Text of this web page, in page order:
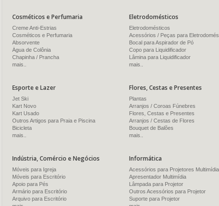
Cosméticos e Perfumaria
Creme Anti-Estrias
Cosméticos e Perfumaria
Absorvente
Água de Colônia
Chapinha / Prancha
mais..
Eletrodomésticos
Eletrodomésticos
Acessórios / Peças para
Bocal para Aspirador de Pó
Copo para Liquidificador
Lâmina para Liquidificador
mais..
Esporte e Lazer
Jet Ski
Kart Novo
Kart Usado
Outros Artigos para Praia e Piscina
Bicicleta
mais..
Flores, Cestas e Presentes
Plantas
Arranjos / Coroas Fúnebres
Flores, Cestas e Presentes
Arranjos / Cestas de Flores
Bouquet de Balões
mais..
Indústria, Comércio e Negócios
Móveis para Igreja
Móveis para Escritório
Apoio para Pés
Armário para Escritório
Arquivo para Escritório
Informática
Acessórios para Projetores Multimídia
Apresentador Multimídia
Lâmpada para Projetor
Outros Acessórios para Projetor
Suporte para Projetor